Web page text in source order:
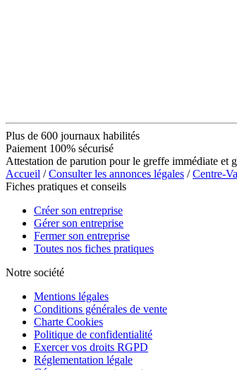
Plus de 600 journaux habilités
Paiement 100% sécurisé
Attestation de parution pour le greffe immédiate et
Accueil /Consulter les annonces légales /Centre-
Fiches pratiques et conseils
Créer son entreprise
Gérer son entreprise
Fermer son entreprise
Toutes nos fiches pratiques
Notre société
Mentions légales
Conditions générales de vente
Charte Cookies
Politique de confidentialité
Exercer vos droits RGPD
Réglementation légale